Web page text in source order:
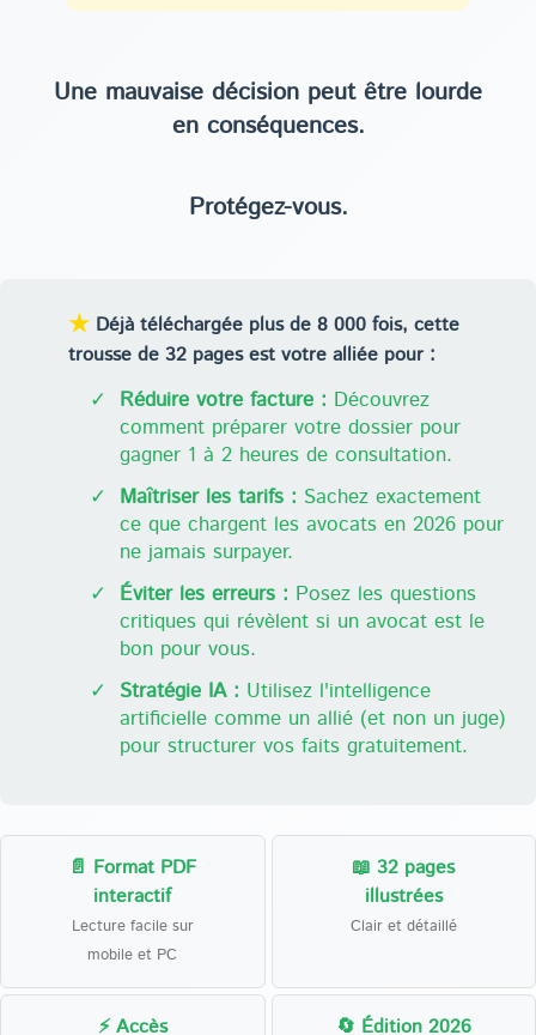
Une mauvaise décision peut être lourde
en conséquences.
Protégez-vous.
★ Déjà téléchargée plus de 8 000 fois, cette
trousse de 32 pages est votre alliée pour :
✓ Réduire votre facture : Découvrez
comment préparer votre dossier pour
gagner 1 à 2 heures de consultation.
✓ Maîtriser les tarifs : Sachez exactement
ce que chargent les avocats en 2026 pour
ne jamais surpayer.
✓ Éviter les erreurs : Posez les questions
critiques qui révèlent si un avocat est le
bon pour vous.
✓ Stratégie IA : Utilisez l'intelligence
artificielle comme un allié (et non un juge)
pour structurer vos faits gratuitement.
📄 Format PDF
interactif
Lecture facile sur
mobile et PC
📖 32 pages
illustrées
Clair et détaillé
⚡ Accès
🔄 Édition 2026